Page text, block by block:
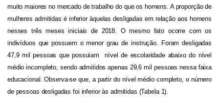
muito maiores no mercado de trabalho do que os homens. A proporção de
mulheres admitidas é inferior àquelas desligadas em relação aos homens
nesses três meses iniciais de 2018. O mesmo fato ocorre com os
indivíduos que possuem o menor grau de instrução. Foram desligadas
47,9 mil pessoas que possuíam
nível de escolaridade abaixo do nível
médio incompleto, sendo admitidos apenas 29,6 mil pessoas nessa faixa
educacional. Observa-se que, a partir do nível médio completo, o número
de pessoas desligadas foi inferior às admitidas (Tabela 1).